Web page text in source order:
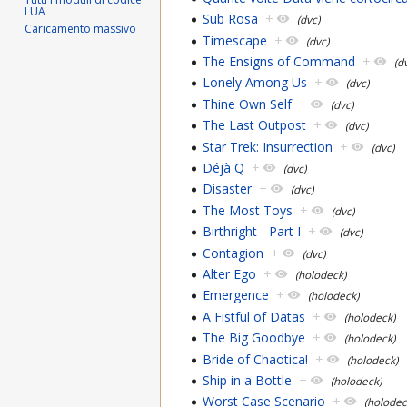
Sub Rosa + (dvc)
Timescape + (dvc)
The Ensigns of Command +
Lonely Among Us + (dvc)
Thine Own Self + (dvc)
The Last Outpost + (dvc)
Star Trek: Insurrection + (dvc)
Déjà Q + (dvc)
Disaster + (dvc)
The Most Toys + (dvc)
Birthright - Part I + (dvc)
Contagion + (dvc)
Alter Ego + (holodeck)
Emergence + (holodeck)
A Fistful of Datas + (holodeck)
The Big Goodbye + (holodeck)
Bride of Chaotica! + (holodeck)
Ship in a Bottle + (holodeck)
Worst Case Scenario +
LUA
Caricamento massivo